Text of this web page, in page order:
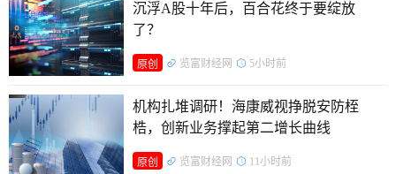
3D打印耗材销量大增
海正生材成立于2004年，于2022年在科创板上市，是国
内聚乳酸领域的头部企业。该公司主营聚乳酸的研发生产和销
售等业务，其产品包括纯聚乳酸和改性聚乳酸，可应用于食品
接触包装材料、纤维类产品、3D打印耗材、家居用品等领
沉浮A股十年后，百合花终于要绽放
了？
原创 览富财经网 5小时前
机构扎堆调研！海康威视挣脱安防桎
梏，创新业务撑起第二增长曲线
原创 览富财经网 11小时前